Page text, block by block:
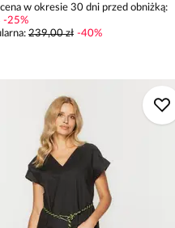
cena w okresie 30 dni przed obniżką:
-25%
: 239,00 zł -40%